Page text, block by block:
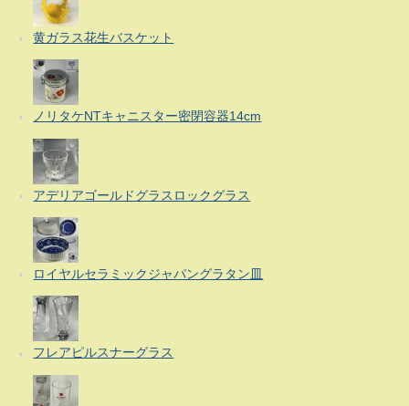
黄ガラス花生バスケット
ノリタケNTキャニスター密閉容器14cm
アデリアゴールドグラスロックグラス
ロイヤルセラミックジャパングラタン皿
フレアピルスナーグラス